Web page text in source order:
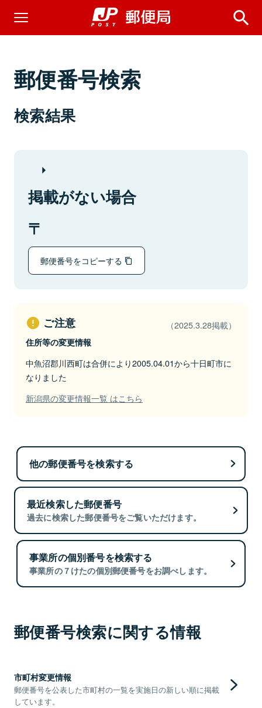
郵便番号検索
検索結果
掲載がない場合
郵便番号をコピーする
ご注意 （2025.3.28掲載）
住所等の変更情報
中魚沼郡川西町は合併により2005.04.01から十日町市に
なりました
新潟県の変更情報一覧 はこちら
他の郵便番号を検索する
最近検索した郵便番号
過去に検索した郵便番号をご覧いただけます。
事業所の個別番号を検索する
事業所の７けたの個別郵便番号をお調べします。
郵便番号検索に関する情報
市町村変更情報
郵便番号を公表した市町村の一覧を実施日の新しい順に掲載
しています。